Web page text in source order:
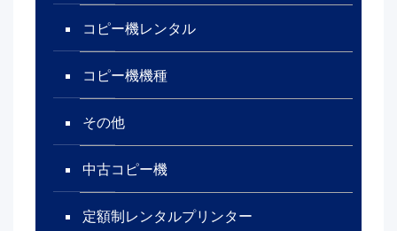
コピー機レンタル
コピー機機種
その他
中古コピー機
定額制レンタルプリンター